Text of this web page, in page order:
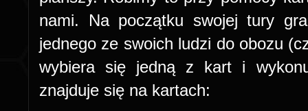
nami. Na początku swojej tury
jednego ze swoich ludzi do obozu
wybiera się jedną z kart i
znajduje się na kartach: